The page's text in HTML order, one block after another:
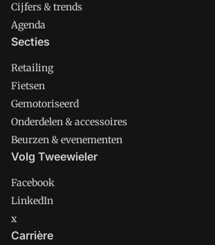
Cijfers & trends
Agenda
Secties
Retailing
Fietsen
Gemotoriseerd
Onderdelen & accessoires
Beurzen & evenementen
Volg Tweewieler
Facebook
LinkedIn
x
Carrière